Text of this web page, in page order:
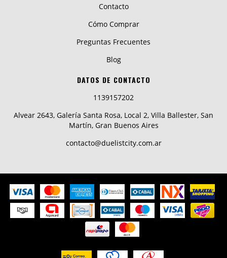
Contacto
Cómo Comprar
Preguntas Frecuentes
Blog
DATOS DE CONTACTO
1139157202
Alvear 2643, Galería Santa Rosa, Local 2, Villa Ballester, San
Martín, Gran Buenos Aires
contacto@duelistcity.com.ar